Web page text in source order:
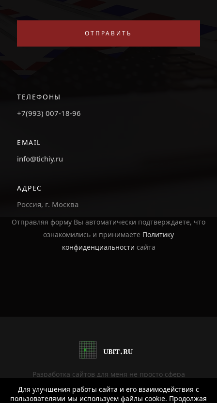
ОТПРАВИТЬ
ТЕЛЕФОНЫ
+7(993) 007-18-96
EMAIL
info@tichiy.ru
АДРЕС
Россия, г. Москва
Отправляя форму Вы автоматически подтверждаете, что
ознакомились и принимаете Политику
конфиденциальности сайта
Разработка сайтов для меня не просто сфера
деятельности или хобби, это уже давно образ жизни.
Мне нравится создавать продуманные, эффективные,
Для улучшения работы сайта и его взаимодействия с
пользователями мы используем файлы cookie. Продолжая